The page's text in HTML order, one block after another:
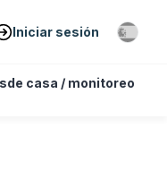
Iniciar sesión
casa / monitoreo